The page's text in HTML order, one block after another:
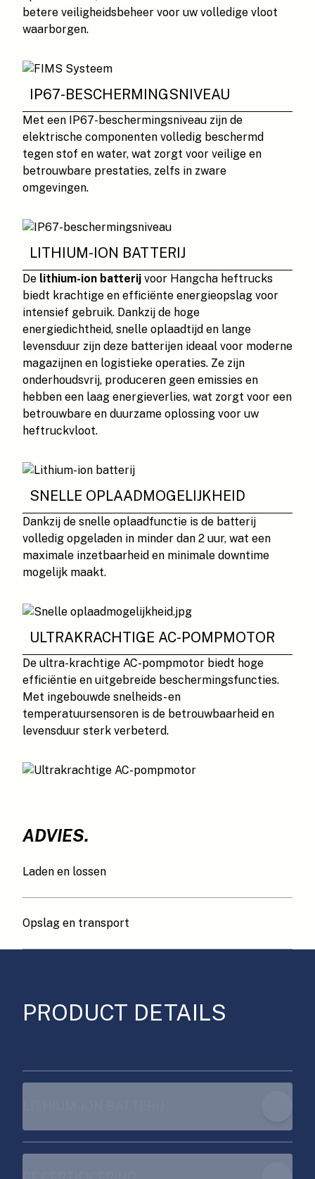
betere veiligheidsbeheer voor uw volledige vloot
waarborgen.
IP67-BESCHERMINGSNIVEAU
Met een IP67-beschermingsniveau zijn de
elektrische componenten volledig beschermd
tegen stof en water, wat zorgt voor veilige en
betrouwbare prestaties, zelfs in zware
omgevingen.
LITHIUM-ION BATTERIJ
De lithium-ion batterij voor Hangcha heftrucks
biedt krachtige en efficiënte energieopslag voor
intensief gebruik. Dankzij de hoge
energiedichtheid, snelle oplaadtijd en lange
levensduur zijn deze batterijen ideaal voor moderne
magazijnen en logistieke operaties. Ze zijn
onderhoudsvrij, produceren geen emissies en
hebben een laag energieverlies, wat zorgt voor een
betrouwbare en duurzame oplossing voor uw
heftruckvloot.
SNELLE OPLAADMOGELIJKHEID
Dankzij de snelle oplaadfunctie is de batterij
volledig opgeladen in minder dan 2 uur, wat een
maximale inzetbaarheid en minimale downtime
mogelijk maakt.
ULTRAKRACHTIGE AC-POMPMOTOR
De ultra-krachtige AC-pompmotor biedt hoge
efficiëntie en uitgebreide beschermingsfuncties.
Met ingebouwde snelheids- en
temperatuursensoren is de betrouwbaarheid en
levensduur sterk verbeterd.
ADVIES.
Laden en lossen
Opslag en transport
PRODUCT DETAILS